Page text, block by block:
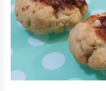
en
Mambo
Tradicional